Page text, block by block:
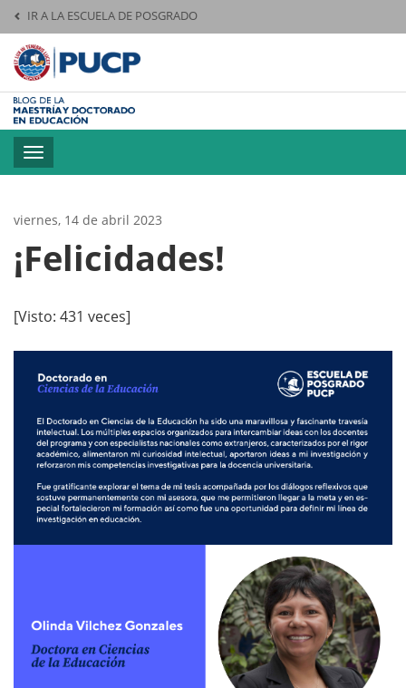
IR A LA ESCUELA DE POSGRADO
Pontificia
Toggle
navigation
viernes, 14 de abril 2023
¡Felicidades!
[Visto: 431 veces]